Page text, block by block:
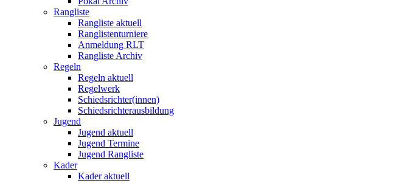
Rangliste
Rangliste aktuell
Ranglistenturniere
Anmeldung RLT
Rangliste Archiv
Regeln
Regeln aktuell
Regelwerk
Schiedsrichter(innen)
Schiedsrichterausbildung
Jugend
Jugend aktuell
Jugend Termine
Jugend Rangliste
Kader
Kader aktuell